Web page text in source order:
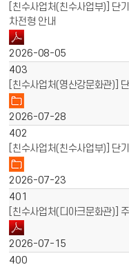
[친수사업처(친수사업부)] 단
차전형 안내
2026-08-05
403
[친수사업처(영산강문화관)]
2026-07-28
402
[친수사업처(친수사업부)] 단
2026-07-23
401
[친수사업처(디아크문화관)]
2026-07-15
400